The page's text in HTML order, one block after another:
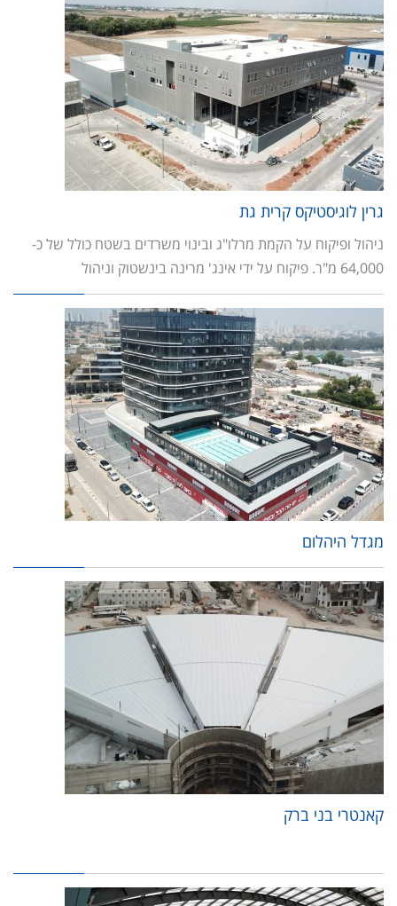
גרין לוגיסטיקס קרית גת
ניהול ופיקוח על הקמת מרלו"ג ובינוי משרדים בשטח כולל של כ-
64,000 מ"ר. פיקוח על ידי אינג' מרינה בינשטוק וניהול
מגדל היהלום
קאנטרי בני ברק